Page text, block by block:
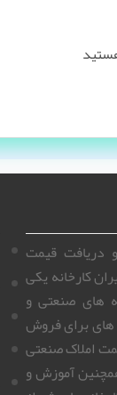
دریافت قیمت
کارخانه یکی
های صنعتی و
های برای فروش
املاک صنعتی
آموزش و